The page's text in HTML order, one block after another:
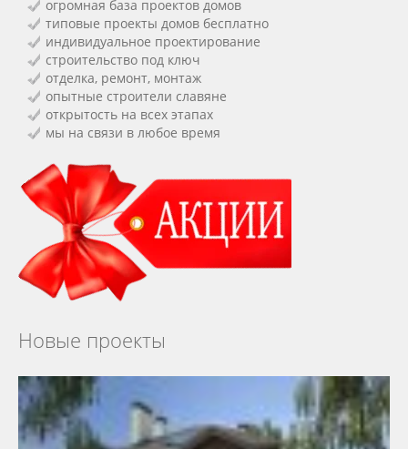
огромная база проектов домов
типовые проекты домов бесплатно
индивидуальное проектирование
строительство под ключ
отделка, ремонт, монтаж
опытные строители славяне
открытость на всех этапах
мы на связи в любое время
Новые проекты